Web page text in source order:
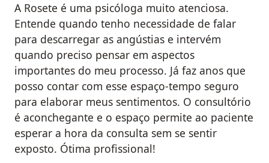
A Rosete é uma psicóloga muito atenciosa.
Entende quando tenho necessidade de falar
para descarregar as angústias e intervém
quando preciso pensar em aspectos
importantes do meu processo. Já faz anos que
posso contar com esse espaço-tempo seguro
para elaborar meus sentimentos. O consultório
é aconchegante e o espaço permite ao paciente
esperar a hora da consulta sem se sentir
exposto. Ótima profissional!